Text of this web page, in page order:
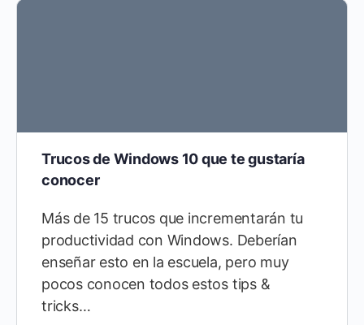
Trucos de Windows 10 que te gustaría
conocer
Más de 15 trucos que incrementarán tu
productividad con Windows. Deberían
enseñar esto en la escuela, pero muy
pocos conocen todos estos tips &
tricks…